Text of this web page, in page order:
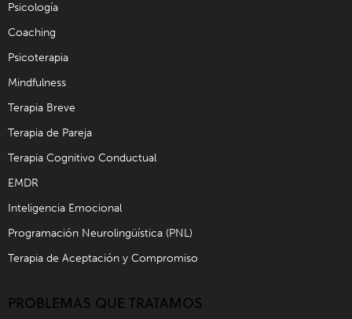
Psicología
Coaching
Psicoterapia
Mindfulness
Terapia Breve
Terapia de Pareja
Terapia Cognitivo Conductual
EMDR
Inteligencia Emocional
Programación Neurolingüística (PNL)
Terapia de Aceptación y Compromiso
PROBLEMAS QUE TRATAMOS